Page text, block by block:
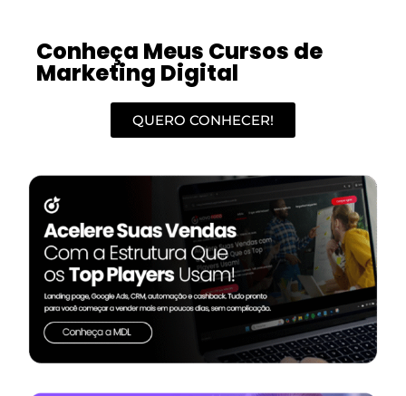
Conheça Meus Cursos de
Marketing Digital
QUERO CONHECER!